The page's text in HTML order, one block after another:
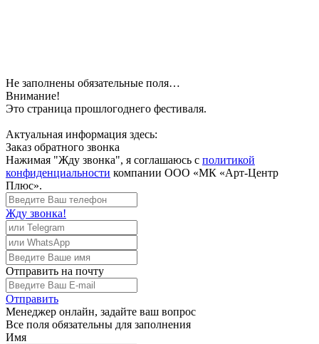
Не заполнены обязательные поля…
Внимание!
Это страница прошлогоднего фестиваля.
Актуальная информация здесь:
Заказ обратного звонка
Нажимая "Жду звонка", я соглашаюсь с политикой
конфиденциальности компании ООО «МК «Арт-Центр
Плюс».
Жду звонка!
Отправить на почту
Отправить
Менеджер онлайн, задайте ваш вопрос
Все поля обязательны для заполнения
Имя